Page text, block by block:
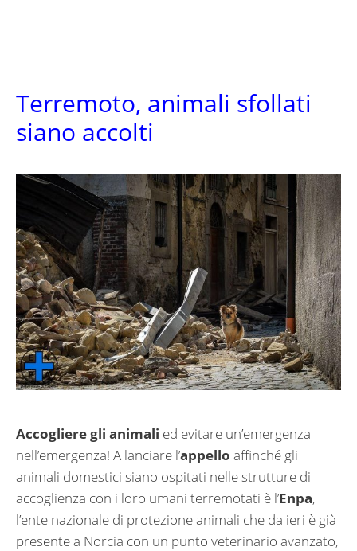
Terremoto, animali sfollati
siano accolti
Accogliere gli animali ed evitare un’emergenza
nell’emergenza! A lanciare l’appello affinché gli
animali domestici siano ospitati nelle strutture di
accoglienza con i loro umani terremotati è l’Enpa,
l’ente nazionale di protezione animali che da ieri è già
presente a Norcia con un punto veterinario avanzato,